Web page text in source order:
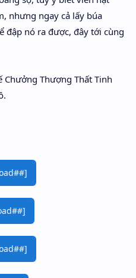
nhưng ngay cả lấy búa
đập nó ra được, đây tới cùng
Chưởng Thượng Thất Tinh